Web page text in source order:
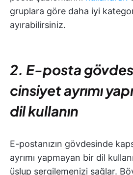
gruplara göre daha iyi
ayırabilirsiniz.
2. E-posta
cinsiyet ayrımı
dil kullanın
E-postanızın gövdesinde
ayrımı yapmayan bir dil
üslup sergilemenizi sağlar.